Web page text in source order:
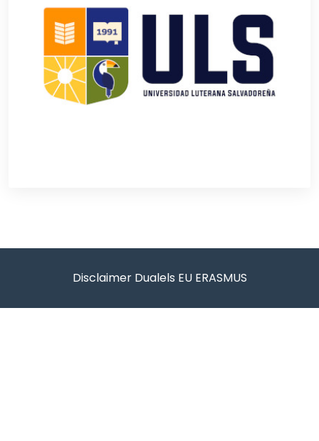
Disclaimer Dualels EU ERASMUS